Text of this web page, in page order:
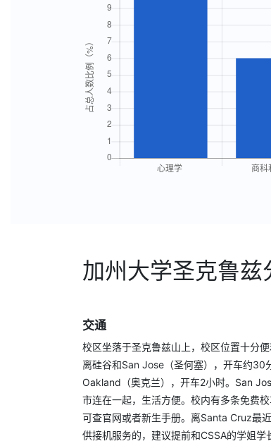
加州大学圣克鲁兹
交通
校区坐落于圣克鲁兹山上，校区位置十分
离硅谷和San Jose（圣何塞），开车约
Oakland（奥克兰），开车2小时。San
市连在一起，生活方便。校内有多条免费
可查官网或者新生手册。离Santa Cruz最
供接机服务的，建议提前和CSSA的学姐